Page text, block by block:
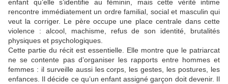
enfant qu’elle s’identifie au féminin, mais cette vérité intime
rencontre immédiatement un ordre familial, social et masculin qui
veut la corriger. Le père occupe une place centrale dans cette
violence : alcool, machisme, refus de son identité, brutalités
physiques et psychologiques.
Cette partie du récit est essentielle. Elle montre que le patriarcat
ne se contente pas d’organiser les rapports entre hommes et
femmes : il surveille aussi les corps, les gestes, les postures, les
enfances. Il décide ce qu’un enfant assigné garçon doit devenir. Il